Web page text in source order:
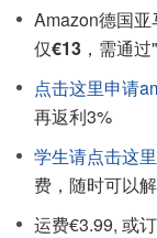
Amazon德国
仅€13 ，需通
点击这里申请
再返利3%
学生请点击这
费，随时可以解
运费€3.99, 或